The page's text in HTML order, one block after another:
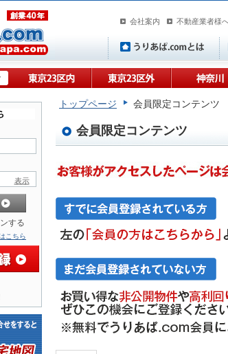
会社案内 不動産業者様
表示
する
こちら
トップページ 会員限定コンテンツ
会員限定コンテンツ